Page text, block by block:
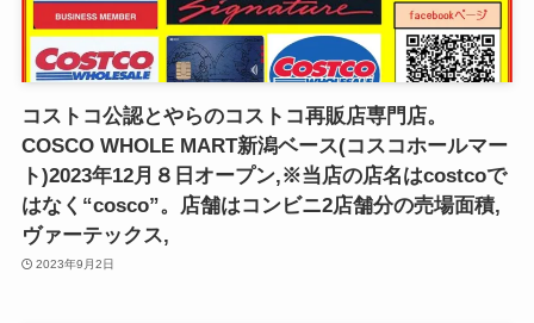
コストコ公認とやらのコストコ再販店専門店。
COSCO WHOLE MART新潟ベース(コスコホールマー
ト)2023年12月８日オープン,※当店の店名はcostcoで
はなく“cosco”。店舗はコンビニ2店舗分の売場面積,
ヴァーテックス,
2023年9月2日